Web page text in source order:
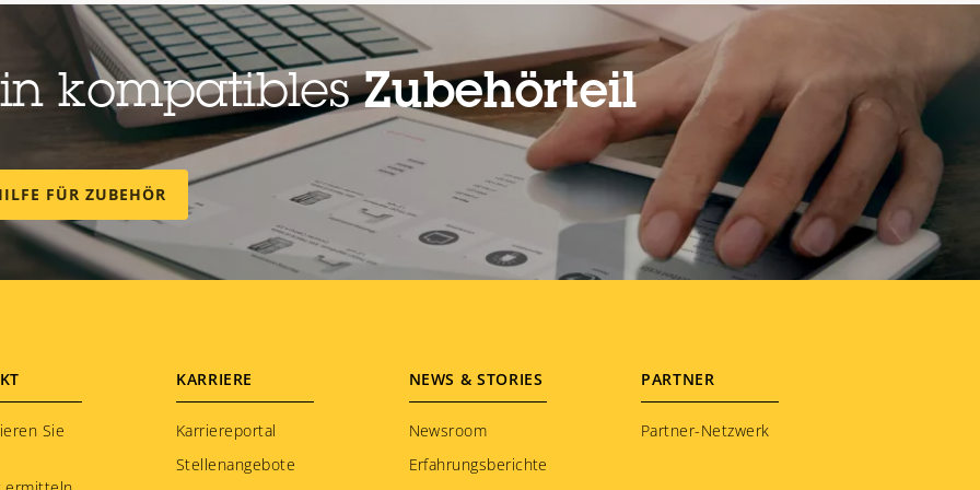
kompatiblesZubehörteil
FÜR ZUBEHÖR
Sie
KARRIERE
Karriereportal
Stellenangebote
NEWS & STORIES
Newsroom
Erfahrungsberichte
PARTNER
Partner-Netzwerk